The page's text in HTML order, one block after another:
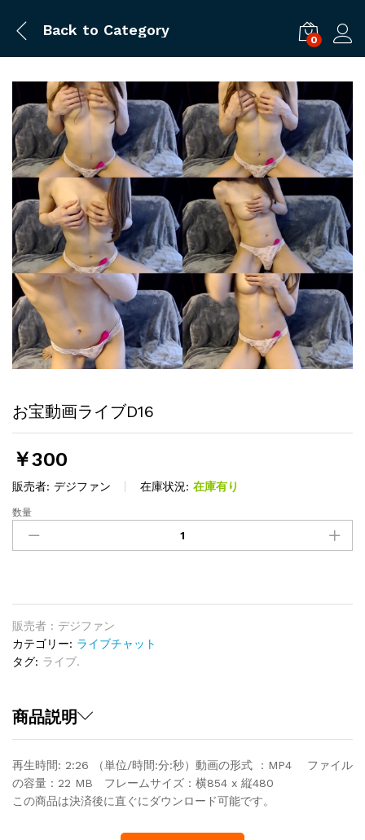
Back to Category
0
お宝動画ライブD16
￥300
販売者: デジファン 在庫状況: 在庫有り
お
動
イ
ブ
D16
quantity
数量
販売者 : デジファン
カテゴリー: ライブチャット
タグ: ライブ.
商品説明
再生時間: 2:26 （単位/時間:分:秒）動画の形式 ：MP4 ファイル
の容量：22 MB フレームサイズ：横854 x 縦480
この商品は決済後に直ぐにダウンロード可能です。